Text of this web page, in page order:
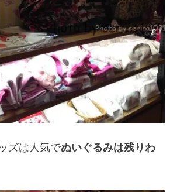
ズは人気でぬいぐるみは残りわ